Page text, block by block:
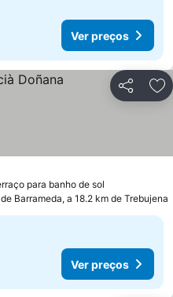
Ver preços
Partilhar
para banho de sol
Barrameda, a 18.2 km de Trebujena
Ver preços